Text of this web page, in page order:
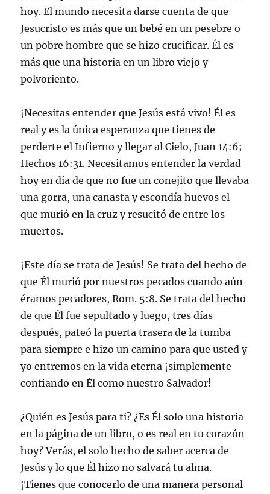
hoy. El mundo necesita darse cuenta de que
Jesucristo es más que un bebé en un pesebre o
un pobre hombre que se hizo crucificar. Él es
más que una historia en un libro viejo y
polvoriento.
¡Necesitas entender que Jesús está vivo! Él es
real y es la única esperanza que tienes de
perderte el Infierno y llegar al Cielo, Juan 14:6;
Hechos 16:31. Necesitamos entender la verdad
hoy en día de que no fue un conejito que llevaba
una gorra, una canasta y escondía huevos el
que murió en la cruz y resucitó de entre los
muertos.
¡Este día se trata de Jesús! Se trata del hecho de
que Él murió por nuestros pecados cuando aún
éramos pecadores, Rom. 5:8. Se trata del hecho
de que Él fue sepultado y luego, tres días
después, pateó la puerta trasera de la tumba
para siempre e hizo un camino para que usted y
yo entremos en la vida eterna ¡simplemente
confiando en Él como nuestro Salvador!
¿Quién es Jesús para ti? ¿Es Él solo una historia
en la página de un libro, o es real en tu corazón
hoy? Verás, el solo hecho de saber acerca de
Jesús y lo que Él hizo no salvará tu alma.
¡Tienes que conocerlo de una manera personal